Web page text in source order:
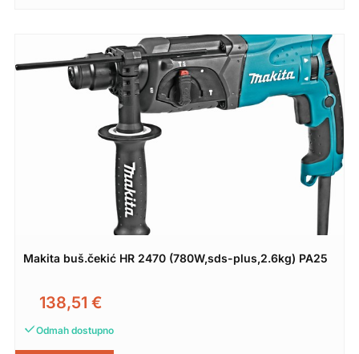
Makita buš.čekić HR 2470 (780W,sds-plus,2.6kg) PA25
138,51 €
Odmah dostupno